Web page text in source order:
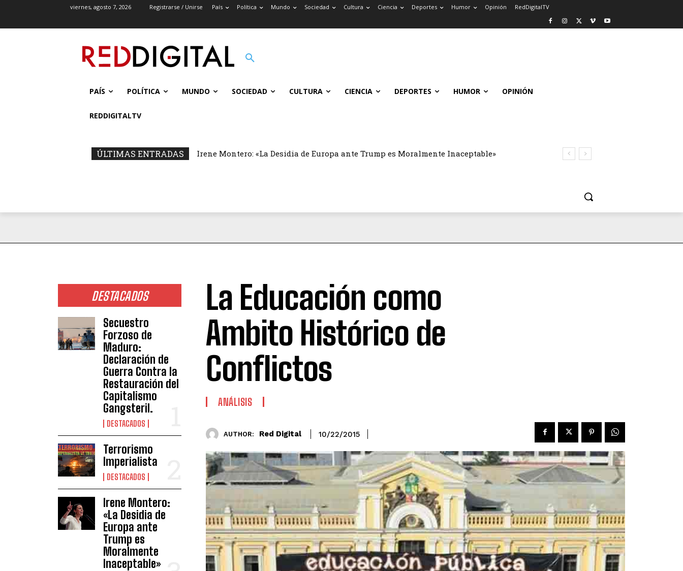
viernes, agosto 7, 2026 Registrarse / Unirse País Política Mundo Sociedad Cultura Ciencia Deportes Humor Opinión RedDigitalTV
PAÍS POLÍTICA MUNDO SOCIEDAD CULTURA CIENCIA DEPORTES HUMOR OPINIÓN
REDDIGITALTV
ÚLTIMAS ENTRADAS Irene Montero: «La Desidia de Europa ante Trump es Moralmente Inaceptable»
DESTACADOS
Secuestro
Forzoso de
Maduro:
Declaración de
Guerra Contra la
Restauración del
Capitalismo
Gangsteril.
DESTACADOS
Terrorismo
Imperialista
DESTACADOS
Irene Montero:
«La Desidia de
Europa ante
Trump es
Moralmente
Inaceptable»
La Educación como
Ambito Histórico de
Conflictos
ANÁLISIS
AUTHOR: Red Digital 10/22/2015